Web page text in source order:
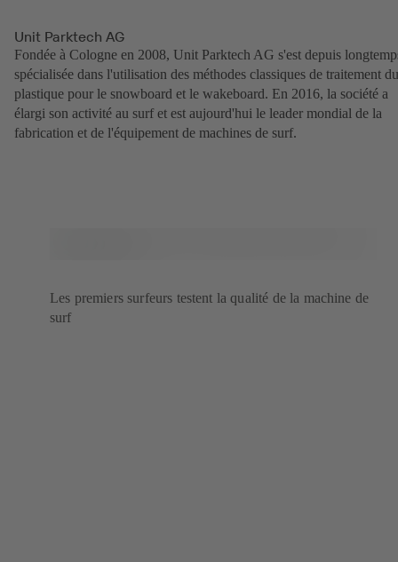
Unit Parktech AG
Fondée à Cologne en 2008, Unit Parktech AG s'est depuis
spécialisée dans l'utilisation des méthodes classiques de traitement du
plastique pour le snowboard et le wakeboard. En 2016, la société a
élargi son activité au surf et est aujourd'hui le leader mondial de la
fabrication et de l'équipement de machines de surf.
Les premiers surfeurs testent la qualité de la machine de
surf